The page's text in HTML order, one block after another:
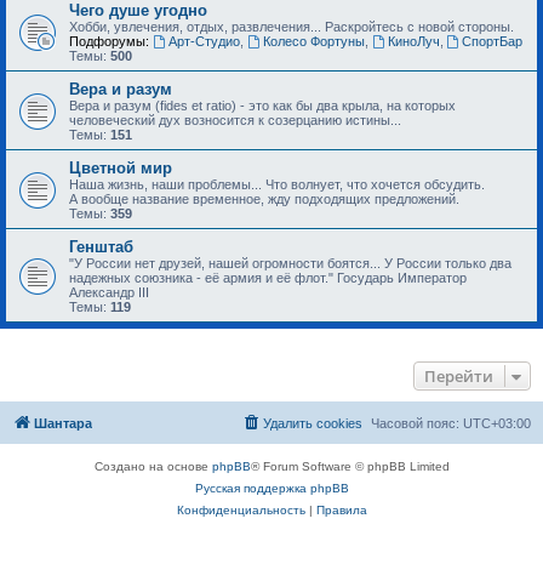
Чего душе угодно
Хобби, увлечения, отдых, развлечения... Раскройтесь с новой стороны.
Подфорумы:
Арт-Студио, Колесо Фортуны, КиноЛуч
СпортБар
Темы: 500
Вера и разум
Вера и разум (fides et ratio) - это как бы два крыла, на которых
человеческий дух возносится к созерцанию истины...
Темы: 151
Цветной мир
Наша жизнь, наши проблемы... Что волнует, что хочется обсудить.
А вообще название временное, жду подходящих предложений.
Темы: 359
Генштаб
"У России нет друзей, нашей огромности боятся... У России только два
надежных союзника - её армия и её флот." Государь Император
Александр III
Темы: 119
Перейти
Шантара Часовой пояс: UTC+03:00
Удалить cookies
Создано на основе phpBB® Forum Software © phpBB Limited
Русская поддержка phpBB
Конфиденциальность| Правила